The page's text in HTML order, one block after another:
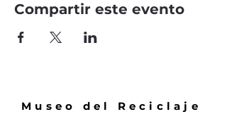
Compartir este evento
Museo del Reciclaje